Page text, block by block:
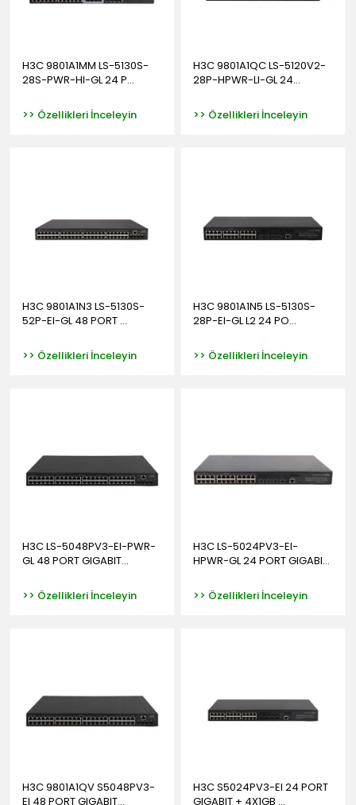
H3C 9801A1MM LS-5130S-
28S-PWR-HI-GL 24 P...
>> Özellikleri İnceleyin
H3C 9801A1QC LS-5120V2-
28P-HPWR-LI-GL 24...
>> Özellikleri İnceleyin
H3C 9801A1N3 LS-5130S-
52P-EI-GL 48 PORT ...
>> Özellikleri İnceleyin
H3C 9801A1N5 LS-5130S-
28P-EI-GL L2 24 PO...
>> Özellikleri İnceleyin
H3C LS-5048PV3-EI-PWR-
GL 48 PORT GIGABIT...
>> Özellikleri İnceleyin
H3C LS-5024PV3-EI-
HPWR-GL 24 PORT GIGABI...
>> Özellikleri İnceleyin
H3C 9801A1QV S5048PV3-
EI 48 PORT GIGABIT...
H3C S5024PV3-EI 24 PORT
GIGABIT + 4X1GB ...